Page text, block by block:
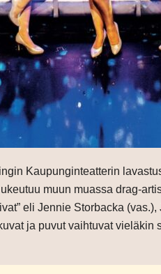
Kaupunginteatterin
muun muassa drag-
eli Jennie Storbacka
ja puvut vaihtuvat vieläkin